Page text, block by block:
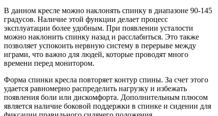
В данном кресле можно наклонять спинку в диапазоне 90-145
градусов. Наличие этой функции делает процесс
эксплуатации более удобным. При появлении усталости
можно наклонить спинку назад и расслабиться. Это также
позволяет успокоить нервную систему в перерыве между
играми, что важно для людей, которые проводят много
времени перед монитором.
Форма спинки кресла повторяет контур спины. За счет этого
удается равномерно распределить нагрузку и избежать
появления боли или дискомфорта. Дополнительным плюсом
является наличие боковой поддержки в спинке и сидении для